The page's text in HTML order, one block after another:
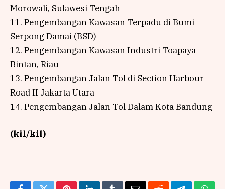
Morowali, Sulawesi Tengah
11. Pengembangan Kawasan Terpadu di Bumi
Serpong Damai (BSD)
12. Pengembangan Kawasan Industri Toapaya
Bintan, Riau
13. Pengembangan Jalan Tol di Section Harbour
Road II Jakarta Utara
14. Pengembangan Jalan Tol Dalam Kota Bandung
(kil/kil)